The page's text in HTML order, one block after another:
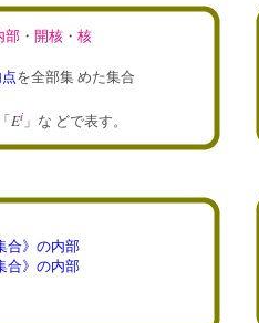
部 ・ 開核 ・ 核
を全部集 めた集合
Ei 」 な どで表す。
合》の内部
合》の内部